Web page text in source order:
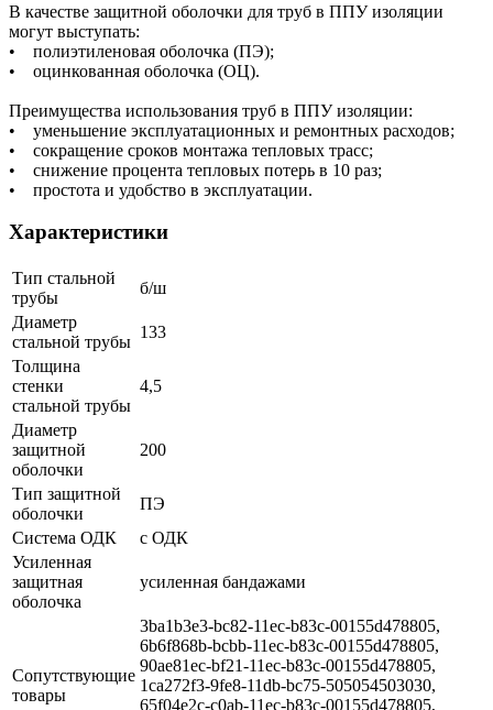
В качестве защитной оболочки для труб в ППУ изоляции
могут выступать:
• полиэтиленовая оболочка (ПЭ);
• оцинкованная оболочка (ОЦ).
Преимущества использования труб в ППУ изоляции:
• уменьшение эксплуатационных и ремонтных расходов;
• сокращение сроков монтажа тепловых трасс;
• снижение процента тепловых потерь в 10 раз;
• простота и удобство в эксплуатации.
Характеристики
Тип стальной
трубы
б/ш
Диаметр
стальной трубы
133
Толщина
стенки
стальной трубы
4,5
Диаметр
защитной
оболочки
200
Тип защитной
оболочки
ПЭ
Система ОДК
с ОДК
Усиленная
защитная
оболочка
усиленная бандажами
Сопутствующие
товары
3ba1b3e3-bc82-11ec-b83c-00155d478805,
6b6f868b-bcbb-11ec-b83c-00155d478805,
90ae81ec-bf21-11ec-b83c-00155d478805,
1ca272f3-9fe8-11db-bc75-505054503030,
65f04e2c-c0ab-11ec-b83c-00155d478805,